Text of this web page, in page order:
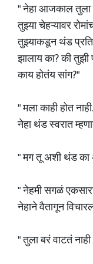
" नेहा आजकाल तुला
तुझ्या चेहऱ्यावर
तुझ्याकडून थंड
झालाय का? की
काय होतंय सांग?"
" मला काही होत
नेहा थंड स्वरात
" मग तू अशी थंड का
" नेहमी सगळं
नेहाने वैतागून
" तुला बरं वाटतं